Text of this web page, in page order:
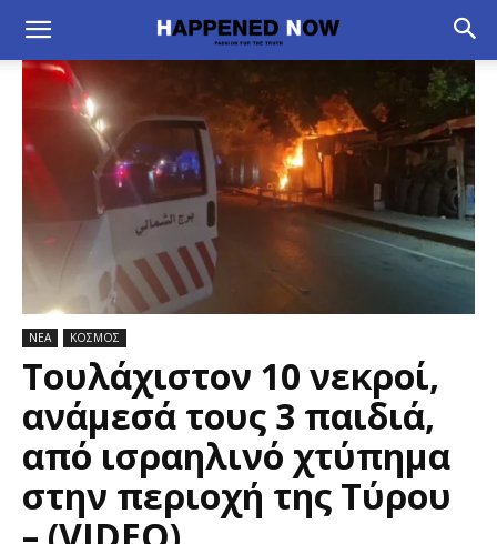
ΝΕΑ ΚΟΣΜΟΣ
Τουλάχιστον 10 νεκροί,
ανάμεσά τους 3 παιδιά,
από ισραηλινό χτύπημα
στην περιοχή της Τύρου